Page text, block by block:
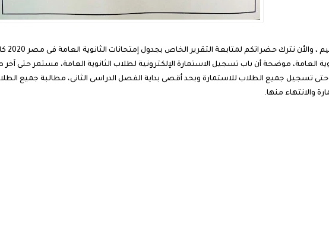
العامة، موضحة أن باب تسجيل الاستمارة الإلكترونية لطلاب الثانوية العامة، مستمر
تسجيل جميع الطلاب للاستمارة وبحد أقصى بداية الفصل الدراسى الثانى، مطالبة جميع
والانتهاء منها.